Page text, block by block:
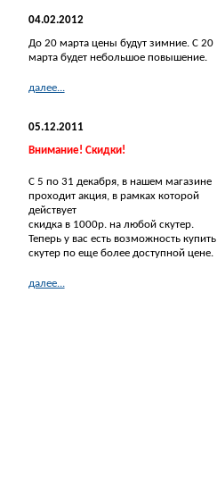
04.02.2012
До 20 марта цены будут зимние. С 20
марта будет небольшое повышение.
далее...
05.12.2011
Внимание! Скидки!
С 5 по 31 декабря, в нашем магазине
проходит акция, в рамках которой
действует
скидка в 1000р. на любой скутер.
Теперь у вас есть возможность купить
скутер по еще более доступной цене.
далее...